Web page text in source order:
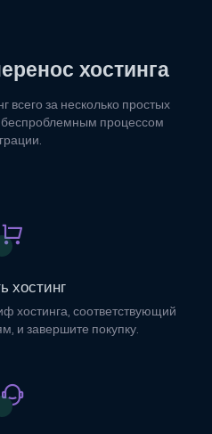
хостинга
всего за несколько простых
процессом
хостинг
хостинга, соответствующий
и завершите покупку.